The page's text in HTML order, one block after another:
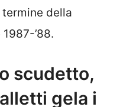
della
’88.
scudetto,
gela i